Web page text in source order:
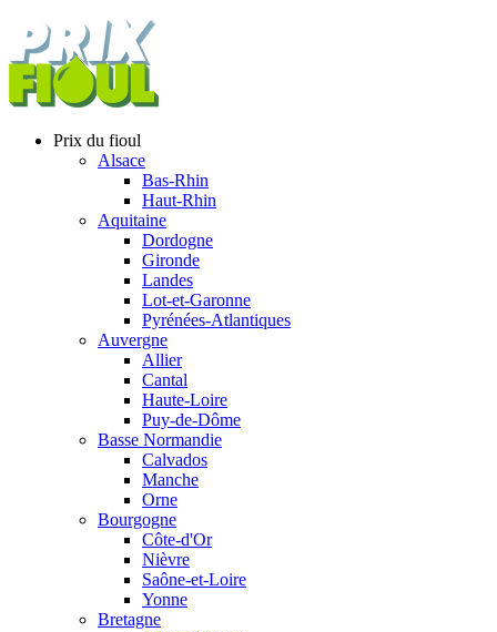
Prix du fioul
Alsace
Bas-Rhin
Haut-Rhin
Aquitaine
Dordogne
Gironde
Landes
Lot-et-Garonne
Pyrénées-Atlantiques
Auvergne
Allier
Cantal
Haute-Loire
Puy-de-Dôme
Basse Normandie
Calvados
Manche
Orne
Bourgogne
Côte-d'Or
Nièvre
Saône-et-Loire
Yonne
Bretagne